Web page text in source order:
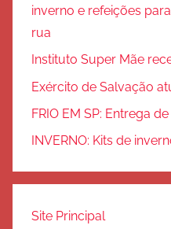
inverno e refeições
rua
Instituto Super Mãe
Exército de Salvação
FRIO EM SP: Entrega
INVERNO: Kits de
Site Principal